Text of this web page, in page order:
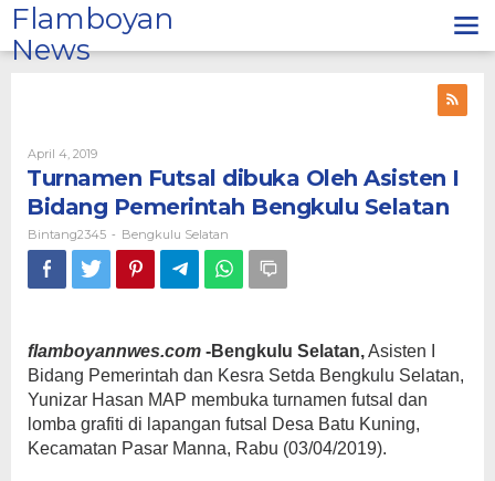
Lewati
ke
konten
Flamboyan
News
April 4, 2019Oleh
Bintang2345
Turnamen Futsal dibuka Oleh Asisten I
Bidang Pemerintah Bengkulu Selatan
Bintang2345 - Bengkulu Selatan
flamboyannwes.com -Bengkulu Selatan,Asisten I
Bidang Pemerintah dan Kesra Setda Bengkulu Selatan,
Yunizar Hasan MAP membuka turnamen futsal dan
lomba grafiti di lapangan futsal Desa Batu Kuning,
Kecamatan Pasar Manna, Rabu (03/04/2019).